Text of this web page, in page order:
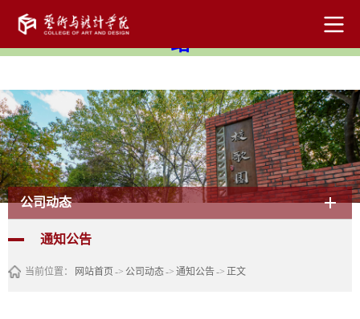
中国·3044永利集团(集团)有限公司-官方网
站
公司动态
通知公告
当前位置： 网站首页 -> 公司动态-> 通知公告-> 正文